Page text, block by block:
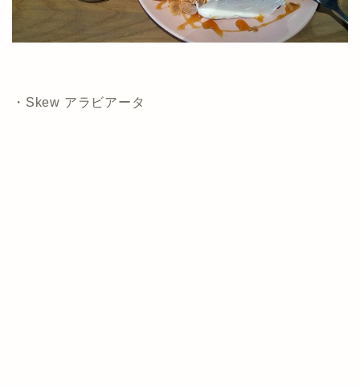
・Skew アラビアータ